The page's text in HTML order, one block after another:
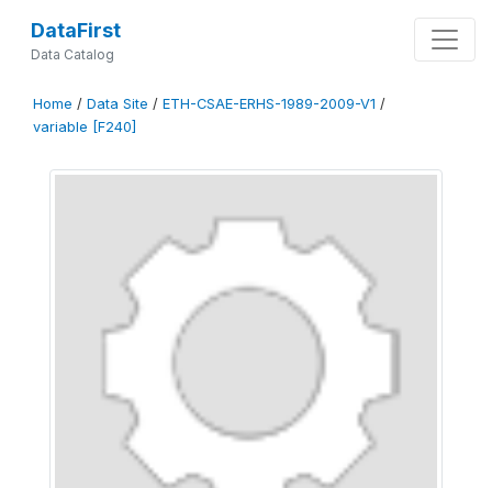
DataFirst
Data Catalog
Home / Data Site / ETH-CSAE-ERHS-1989-2009-V1 /
variable [F240]